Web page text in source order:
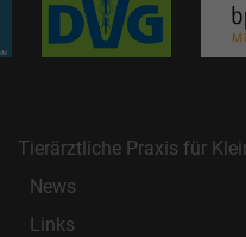
Tierärztliche Praxis für
News
Links